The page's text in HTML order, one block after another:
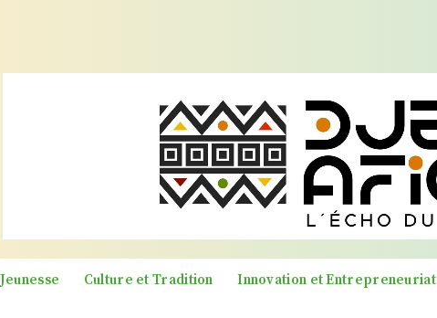
Culture et Tradition Innovation et Entrepreneuriat